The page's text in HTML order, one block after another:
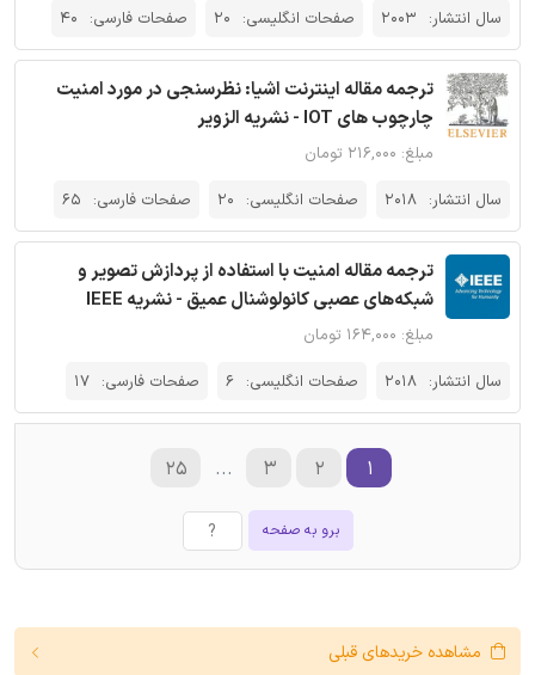
سال انتشار: 2003 صفحات انگلیسی: 20 صفحات فارسی: 40
ترجمه مقاله اینترنت اشیا: نظرسنجی در مورد امنیت
چارچوب های IOT - نشریه الزویر
مبلغ: ۲۱۶,۰۰۰ تومان
سال انتشار: 2018 صفحات انگلیسی: 20 صفحات فارسی: 65
ترجمه مقاله امنیت با استفاده از پردازش تصویر و
شبکه‌های عصبی کانولوشنال عمیق - نشریه IEEE
مبلغ: ۱۶۴,۰۰۰ تومان
سال انتشار: 2018 صفحات انگلیسی: 6 صفحات فارسی: 17
برو به صفحه
۱ ۲ ۳ ... ۲۵
مشاهده خریدهای قبلی